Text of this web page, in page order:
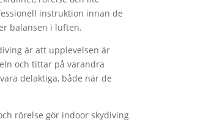
instruktion innan de
balansen i luften.
är att upplevelsen är
och tittar på varandra
delaktiga, både när de
rörelse gör indoor skydiving